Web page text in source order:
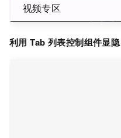
视频专区
利用 Tab 列表控制组件显隐